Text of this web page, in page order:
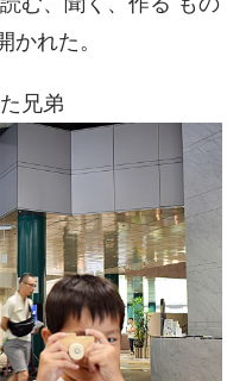
かれた。
兄弟